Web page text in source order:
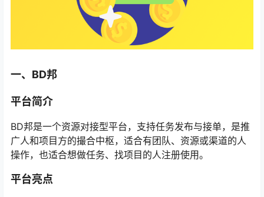
一、BD邦
平台简介
BD邦是一个资源对接型平台，支持任务发布与接单，是推
广人和项目方的撮合中枢，适合有团队、资源或渠道的人
操作，也适合想做任务、找项目的人注册使用。
平台亮点